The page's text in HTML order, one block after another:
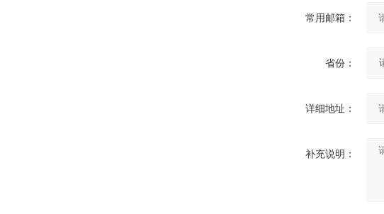
常用邮箱：
省份：
详细地址：
补充说明：